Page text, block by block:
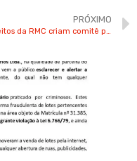
PRÓXIMO
Prefeitos da RMC criam comitê para enfrentar febre maculosa